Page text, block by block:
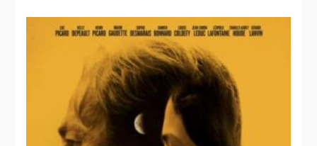
Honneurs
aux vaillants
pionniers.
cinéma
québécois!